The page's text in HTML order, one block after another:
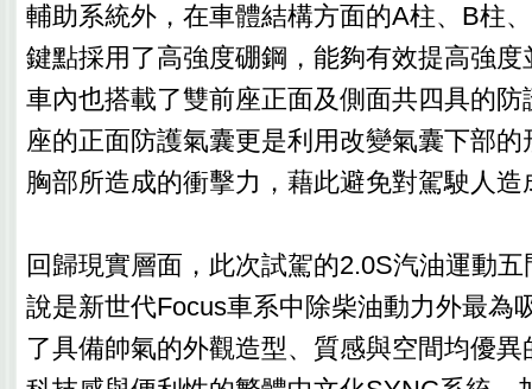
輔助系統外，在車體結構方面的A柱、B柱
鍵點採用了高強度硼鋼，能夠有效提高強
車內也搭載了雙前座正面及側面共四具的
座的正面防護氣囊更是利用改變氣囊下部
胸部所造成的衝擊力，藉此避免對駕駛人
回歸現實層面，此次試駕的2.0S汽油運動
說是新世代Focus車系中除柴油動力外最為
了具備帥氣的外觀造型、質感與空間均優